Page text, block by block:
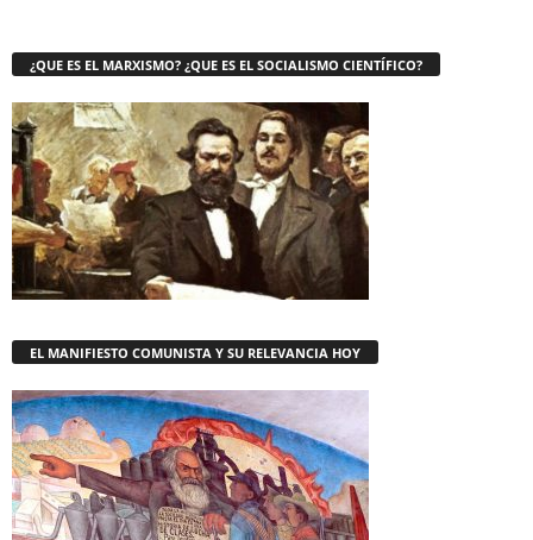
¿QUE ES EL MARXISMO? ¿QUE ES EL SOCIALISMO CIENTÍFICO?
EL MANIFIESTO COMUNISTA Y SU RELEVANCIA HOY